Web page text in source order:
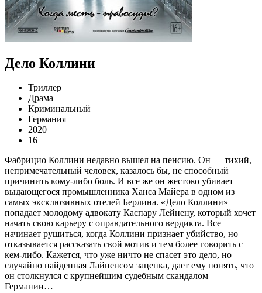
Дело Коллини
Триллер
Драма
Криминальный
Германия
2020
16+
Фабрицио Коллини недавно вышел на пенсию. Он — тихий,
непримечательный человек, казалось бы, не способный
причинить кому-либо боль. И все же он жестоко убивает
выдающегося промышленника Ханса Майера в одном из
самых эксклюзивных отелей Берлина. «Дело Коллини»
попадает молодому адвокату Каспару Лейнену, который хочет
начать свою карьеру с оправдательного вердикта. Все
начинает рушиться, когда Коллини признает убийство, но
отказывается рассказать свой мотив и тем более говорить с
кем-либо. Кажется, что уже ничто не спасет это дело, но
случайно найденная Лайненсом зацепка, дает ему понять, что
он столкнулся с крупнейшим судебным скандалом
Германии…